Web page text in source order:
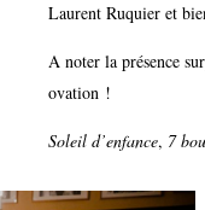
Laurent Ruquier et
A noter la présence
ovation !
Soleil d’enfance, 7